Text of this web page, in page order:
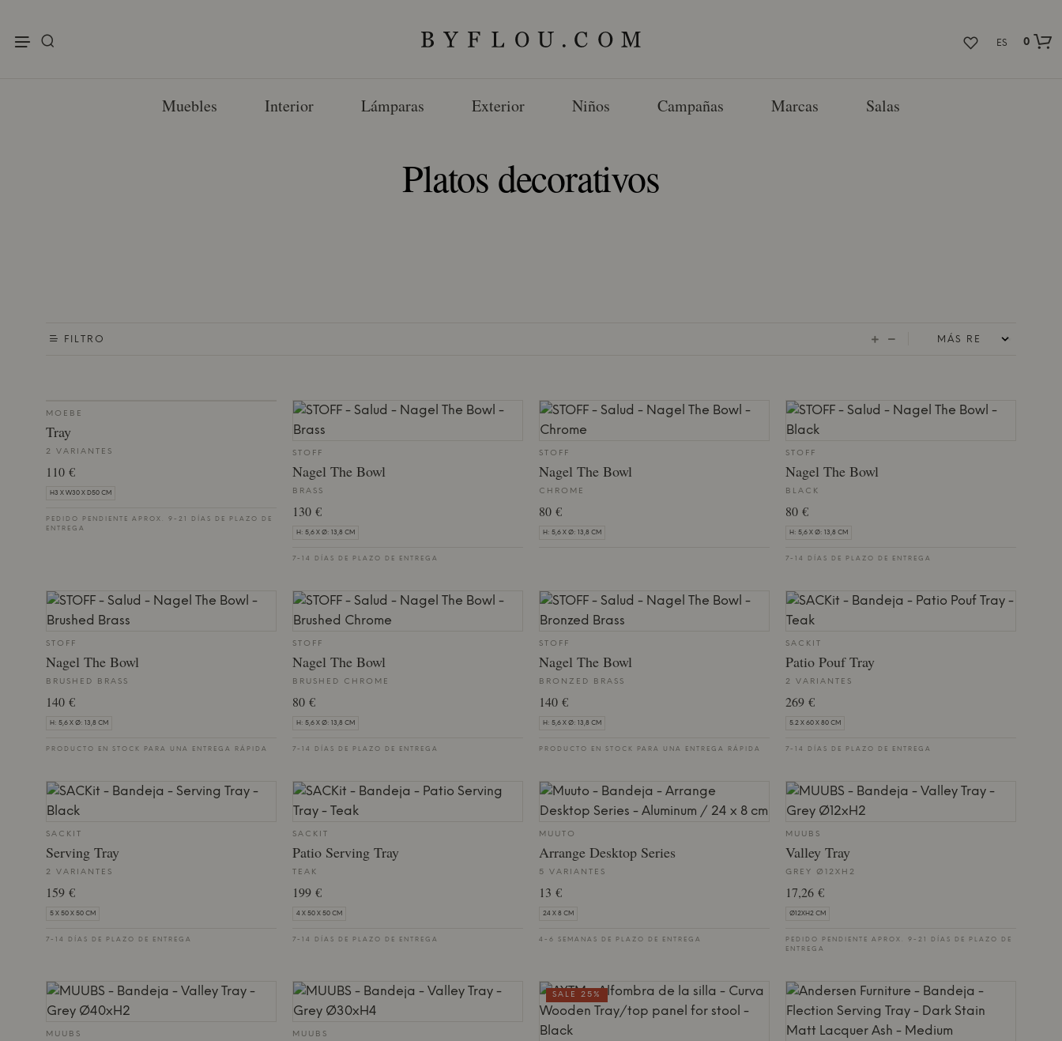
ES
0
Muebles Interior Lámparas Exterior Niños Campañas Marcas Salas
Platos decorativos
FILTRO
MOEBE
Tray
2 VARIANTES
110 €
H3 X W30 X D50 CM
PEDIDO PENDIENTE APROX. 9-21 DÍAS DE PLAZO DE
ENTREGA
STOFF
Nagel The Bowl
BRASS
130 €
H: 5,6 X Ø: 13,8 CM
7-14 DÍAS DE PLAZO DE ENTREGA
STOFF
Nagel The Bowl
CHROME
80 €
H: 5,6 X Ø: 13,8 CM
STOFF
Nagel The Bowl
BLACK
80 €
H: 5,6 X Ø: 13,8 CM
7-14 DÍAS DE PLAZO DE ENTREGA
STOFF
Nagel The Bowl
BRUSHED BRASS
140 €
H: 5,6 X Ø: 13,8 CM
PRODUCTO EN STOCK PARA UNA ENTREGA RÁPIDA
STOFF
Nagel The Bowl
BRUSHED CHROME
80 €
H: 5,6 X Ø: 13,8 CM
7-14 DÍAS DE PLAZO DE ENTREGA
STOFF
Nagel The Bowl
BRONZED BRASS
140 €
H: 5,6 X Ø: 13,8 CM
PRODUCTO EN STOCK PARA UNA ENTREGA RÁPIDA
SACKIT
Patio Pouf Tray
2 VARIANTES
269 €
5.2 X 60 X 80 CM
7-14 DÍAS DE PLAZO DE ENTREGA
SACKIT
Serving Tray
2 VARIANTES
159 €
5 X 50 X 50 CM
7-14 DÍAS DE PLAZO DE ENTREGA
SACKIT
Patio Serving Tray
TEAK
199 €
4 X 50 X 50 CM
7-14 DÍAS DE PLAZO DE ENTREGA
MUUTO
Arrange Desktop Series
5 VARIANTES
13 €
24 X 8 CM
4-6 SEMANAS DE PLAZO DE ENTREGA
MUUBS
Valley Tray
GREY Ø12XH2
17,26 €
Ø12XH2 CM
PEDIDO PENDIENTE APROX. 9-21 DÍAS DE PLAZO DE
ENTREGA
MUUBS MUUBS
SALE 25%